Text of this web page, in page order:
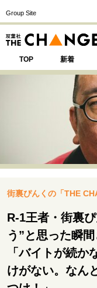
Group Site
TOP 新着
注目の記事
運命を変えた出会い
表現者の葛藤
キャリア・働き方
街裏ぴんくの「THE
R-1王者・街裏
う”と思った瞬
「バイトが続
けがない。なん